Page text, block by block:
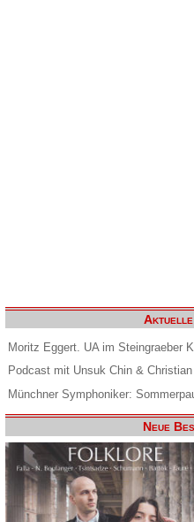
Aktuelle
Moritz Eggert. UA im Steingraeber
Podcast mit Unsuk Chin &
Münchner Symphoniker:
Neue